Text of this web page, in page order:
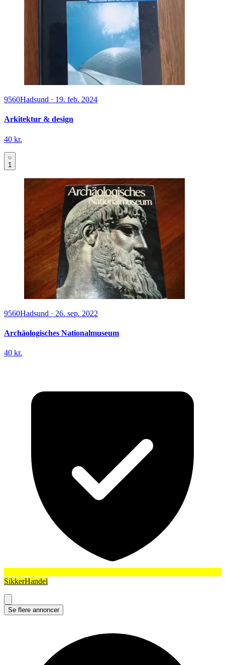
9560Hadsund · 19. feb. 2024
Arkitektur & design
40 kr.
1
9560Hadsund · 26. sep. 2022
Archäologisches Nationalmuseum
40 kr.
SikkerHandel
Se flere annoncer